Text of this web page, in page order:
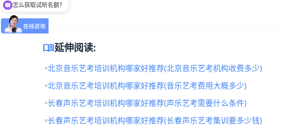
menu_book延伸阅读:
北京音乐艺考培训机构哪家好推荐(北京音乐艺考机构收费多少)
北京音乐艺考培训机构哪家好推荐(音乐艺考费用大概多少)
长春声乐艺考培训机构哪家好推荐(声乐艺考需要什么条件)
长春声乐艺考培训机构哪家好推荐(长春声乐艺考集训要多少钱)
怎么获取试听名额？